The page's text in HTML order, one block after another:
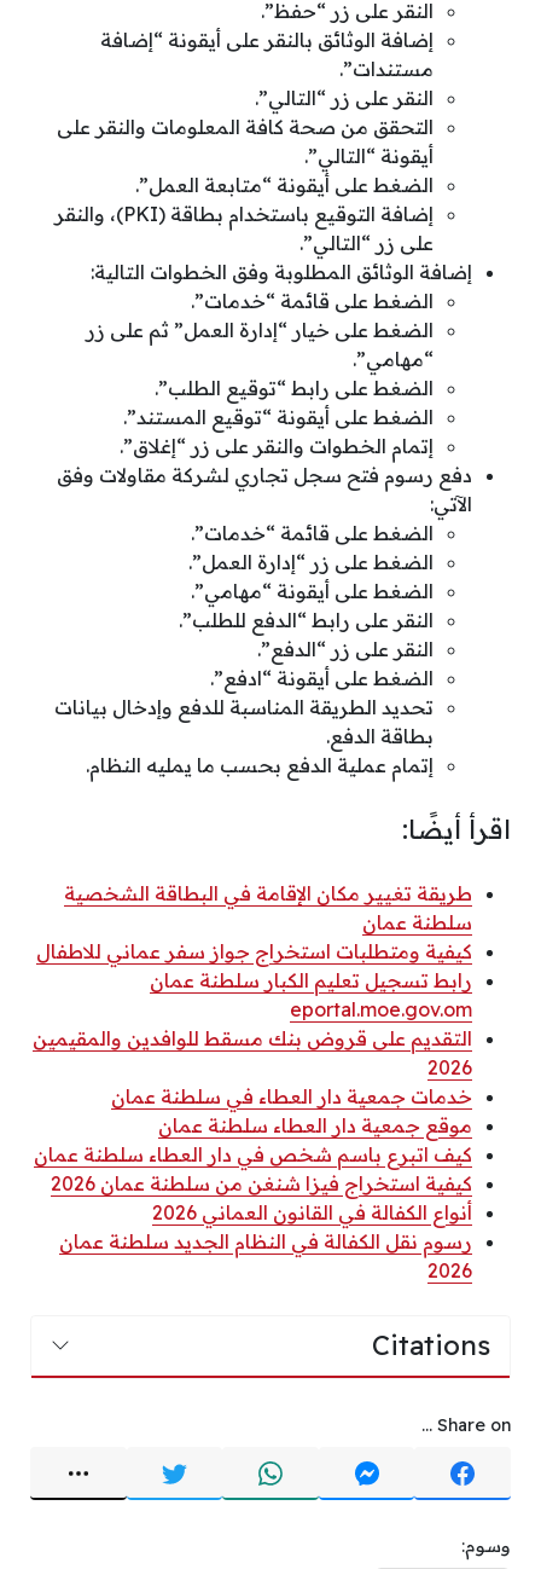
النقر على زر “حفظ”.
إضافة الوثائق بالنقر على أيقونة “إضافة
مستندات”.
النقر على زر “التالي”.
التحقق من صحة كافة المعلومات والنقر على
أيقونة “التالي”.
الضغط على أيقونة “متابعة العمل”.
إضافة التوقيع باستخدام بطاقة (PKI)، والنقر
على زر “التالي”.
إضافة الوثائق المطلوبة وفق الخطوات التالية:
الضغط على قائمة “خدمات”.
الضغط على خيار “إدارة العمل” ثم على زر
“مهامي”.
الضغط على رابط “توقيع الطلب”.
الضغط على أيقونة “توقيع المستند”.
إتمام الخطوات والنقر على زر “إغلاق”.
دفع رسوم فتح سجل تجاري لشركة مقاولات وفق
الآتي:
الضغط على قائمة “خدمات”.
الضغط على زر “إدارة العمل”.
الضغط على أيقونة “مهامي”.
النقر على رابط “الدفع للطلب”.
النقر على زر “الدفع”.
الضغط على أيقونة “ادفع”.
تحديد الطريقة المناسبة للدفع وإدخال بيانات
بطاقة الدفع.
إتمام عملية الدفع بحسب ما يمليه النظام.
اقرأ أيضًا:
طريقة تغيير مكان الإقامة في البطاقة الشخصية
سلطنة عمان
كيفية ومتطلبات استخراج جواز سفر عماني للاطفال
رابط تسجيل تعليم الكبار سلطنة عمان
eportal.moe.gov.om
التقديم على قروض بنك مسقط للوافدين والمقيمين
2026
خدمات جمعية دار العطاء في سلطنة عمان
موقع جمعية دار العطاء سلطنة عمان
كيف اتبرع باسم شخص في دار العطاء سلطنة عمان
كيفية استخراج فيزا شنغن من سلطنة عمان 2026
أنواع الكفالة في القانون العماني 2026
رسوم نقل الكفالة في النظام الجديد سلطنة عمان
2026
Citations
Share on ...
وسوم: